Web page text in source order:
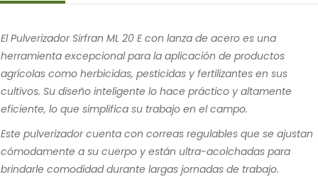
El Pulverizador Sirfran ML 20 E con lanza de acero es una
herramienta excepcional para la aplicación de productos
agrícolas como herbicidas, pesticidas y fertilizantes en sus
cultivos. Su diseño inteligente lo hace práctico y altamente
eficiente, lo que simplifica su trabajo en el campo.
Este pulverizador cuenta con correas regulables que se ajustan
cómodamente a su cuerpo y están ultra-acolchadas para
brindarle comodidad durante largas jornadas de trabajo.